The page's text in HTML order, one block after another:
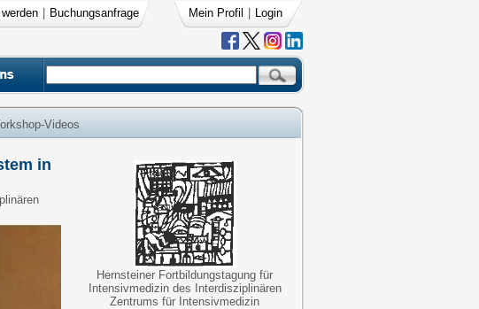
Buchungsanfrage Mein Profil Login
Videos
Hernsteiner Fortbildungstagung für
Intensivmedizin des Interdisziplinären
Zentrums für Intensivmedizin
in